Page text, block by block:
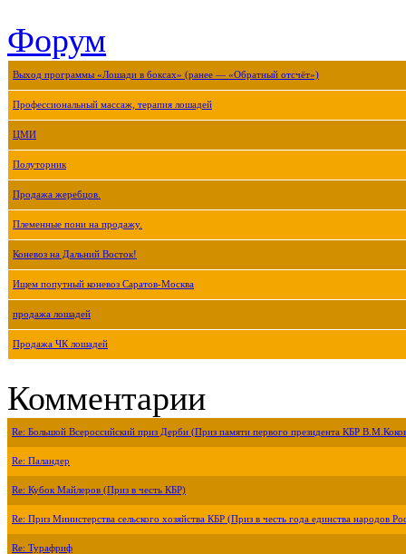
Форум
Выход программы «Лошади в боксах» (ранее — «Обратный отсчёт»)
Профессиональный массаж, терапия лошадей
ЦМИ
Полуторник
Продажа жеребцов.
Племенные пони на продажу.
Коневоз на Дальний Восток!
Ищем попутный коневоз Саратов-Москва
продажа лошадей
Продажа ЧК лошадей
Комментарии
Re: Большой Всероссийский приз Дерби (Приз памяти первого президента КБР
Re: Паландер
Re: Кубок Майлеров (Приз в честь КБР)
Re: Приз Министерства сельского хозяйства КБР (Приз в честь года единства народов
Re: Турафриф